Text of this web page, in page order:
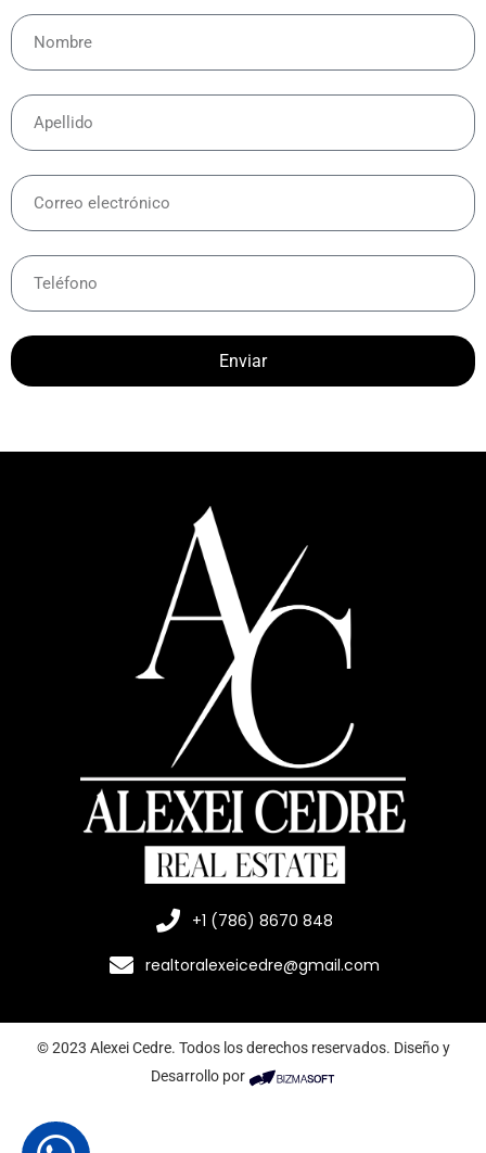
Enviar
+1 (786) 8670 848
realtoralexeicedre@gmail.com
© 2023 Alexei Cedre. Todos los derechos reservados. Diseño y
Desarrollo por